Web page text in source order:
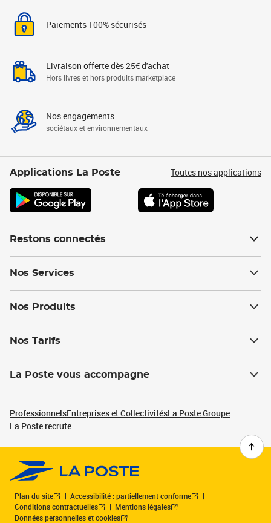
Paiements 100% sécurisés
Livraison offerte dès 25€ d'achat
Hors livres et hors produits marketplace
Nos engagements
sociétaux et environnementaux
Applications La Poste Toutes nos applications
Restons connectés
Nos Services
Nos Produits
Nos Tarifs
La Poste vous accompagne
ProfessionnelsEntreprises et CollectivitésLa Poste Groupe
La Poste recrute
Plan du site
Accessibilité : partiellement conforme
Conditions contractuelles
Mentions légales
Données personnelles et cookies